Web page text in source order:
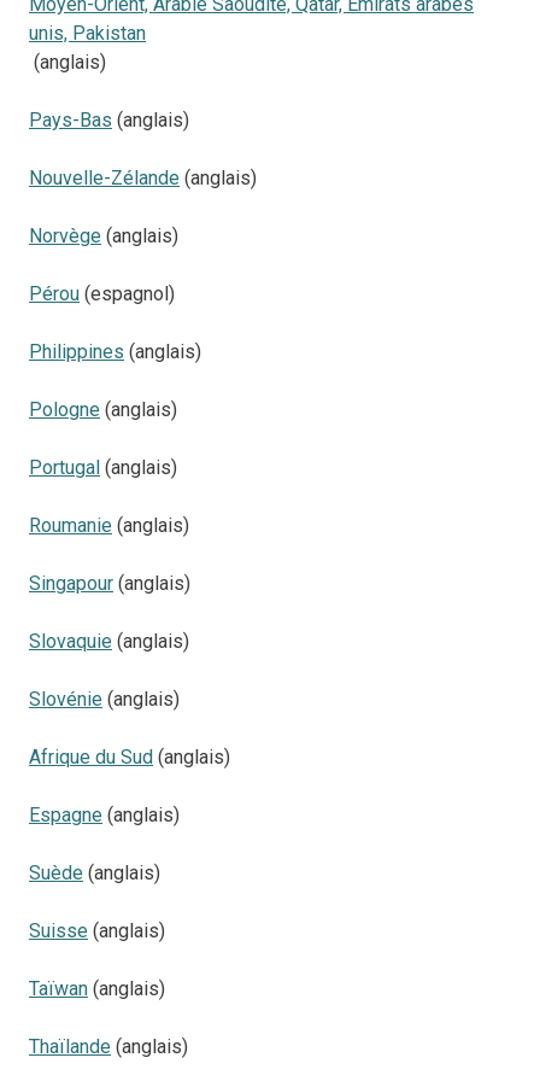
unis, Pakistan
(anglais)
Pays-Bas (anglais)
Nouvelle-Zélande (anglais)
Norvège (anglais)
Pérou (espagnol)
Philippines (anglais)
Pologne (anglais)
Portugal (anglais)
Roumanie (anglais)
Singapour (anglais)
Slovaquie (anglais)
Slovénie (anglais)
Afrique du Sud (anglais)
Espagne (anglais)
Suède (anglais)
Suisse (anglais)
Taïwan (anglais)
Thaïlande (anglais)